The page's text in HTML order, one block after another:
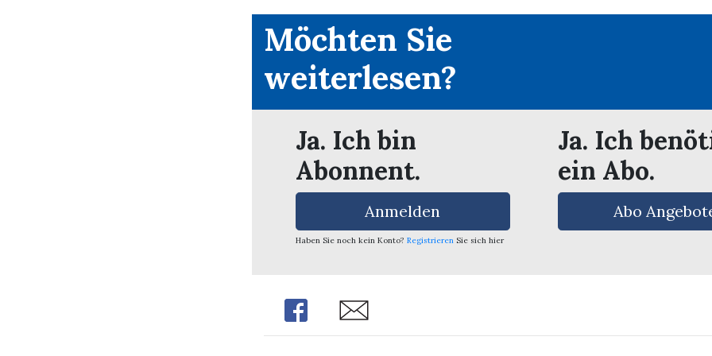
Möchten Sie
weiterlesen?
Ja. Ich bin
Abonnent.
Anmelden
Haben Sie noch kein Konto? Registrieren Sie sich hier
Ja. Ich
ein Abo.
Abo
Share Share